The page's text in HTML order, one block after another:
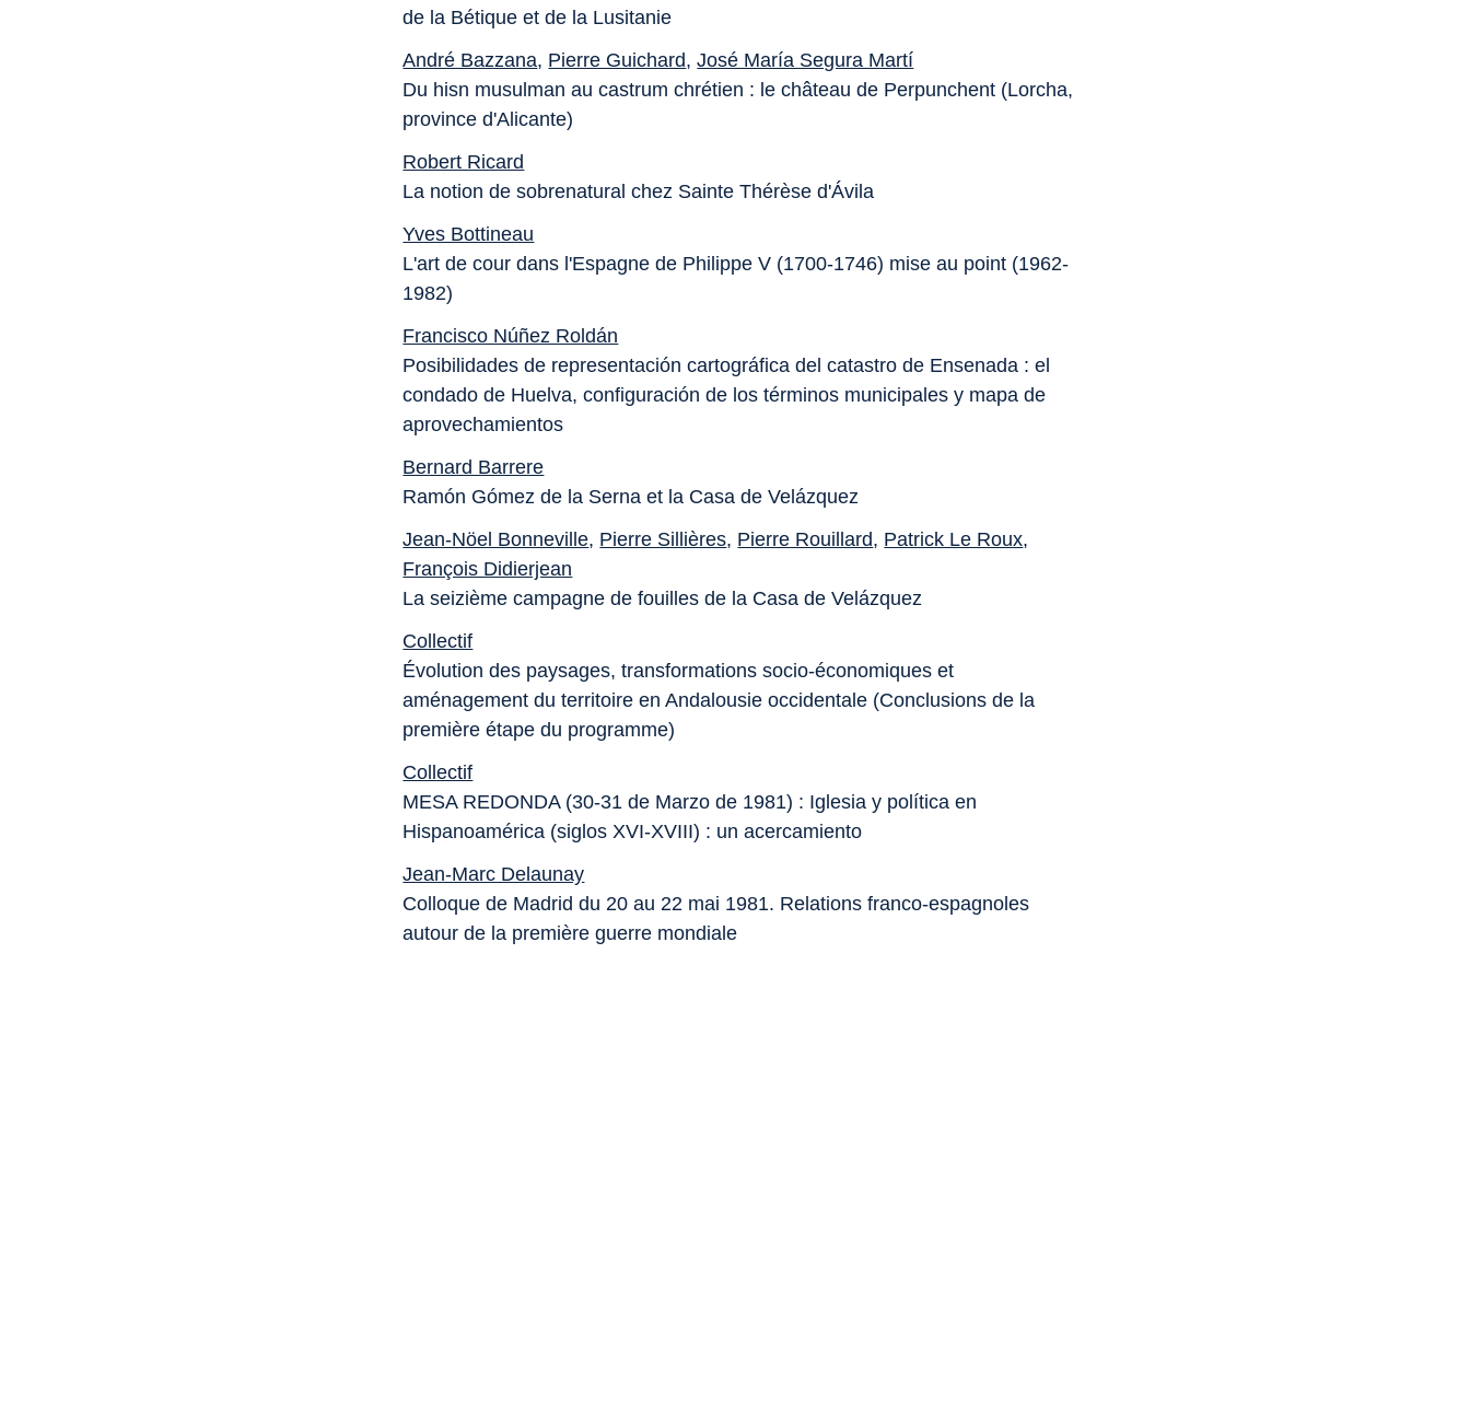
de la Bétique et de la Lusitanie
André Bazzana, Pierre Guichard,José María Segura Martí
Du hisn musulman au castrum chrétien : le château de Perpunchent (Lorcha,
province d'Alicante)
Robert Ricard
La notion de sobrenatural chez Sainte Thérèse d'Ávila
Yves Bottineau
L'art de cour dans l'Espagne de Philippe V (1700-1746) mise au point (1962-
1982)
Francisco Núñez Roldán
Posibilidades de representación cartográfica del catastro de Ensenada : el
condado de Huelva, configuración de los términos municipales y mapa de
aprovechamientos
Bernard Barrere
Ramón Gómez de la Serna et la Casa de Velázquez
Jean-Nöel Bonneville, Pierre Sillières, Pierre Rouillard, Patrick Le Roux,
François Didierjean
La seizième campagne de fouilles de la Casa de Velázquez
Collectif
Évolution des paysages, transformations socio-économiques et
aménagement du territoire en Andalousie occidentale (Conclusions de la
première étape du programme)
Collectif
MESA REDONDA (30-31 de Marzo de 1981) : Iglesia y política en
Hispanoamérica (siglos XVI-XVIII) : un acercamiento
Jean-Marc Delaunay
Colloque de Madrid du 20 au 22 mai 1981. Relations franco-espagnoles
autour de la première guerre mondiale